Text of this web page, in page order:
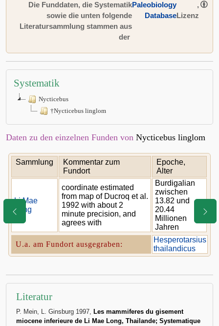
Die Funddaten, die Systematik
sowie die unten folgende
Literatursammlung stammen aus
der
Paleobiology
Database
,
Lizenz
Systematik
Nycticebus
†Nycticebus linglom
Daten zu den einzelnen Funden von Nycticebus linglom
Sammlung
Kommentar zum
Fundort
Epoche,
Alter
Li Mae
Long
coordinate estimated
from map of Ducroq et al.
1992 with about 2
minute precision, and
agrees with
Burdigalian
zwischen
13.82 und
20.44
Millionen
Jahren
U.a. am Fundort ausgegraben:
Hesperotarsius
thailandicus
Literatur
P. Mein, L. Ginsburg 1997, Les mammiferes du gisement
miocene inferieure de Li Mae Long, Thailande; Systematique